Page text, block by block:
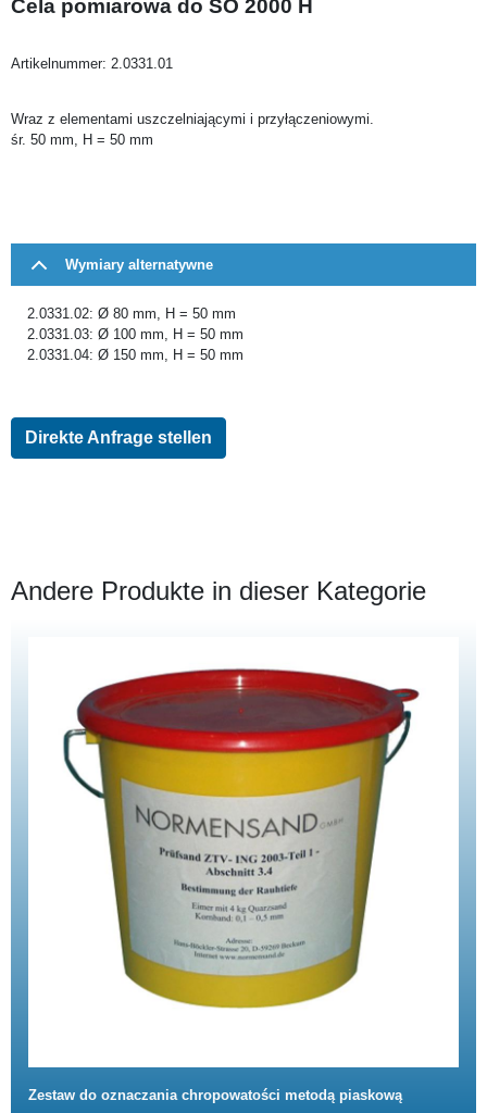
Cela pomiarowa do SO 2000 H
Artikelnummer: 2.0331.01
Wraz z elementami uszczelniającymi i przyłączeniowymi.
śr. 50 mm, H = 50 mm
Wymiary alternatywne
2.0331.02: Ø 80 mm, H = 50 mm
2.0331.03: Ø 100 mm, H = 50 mm
2.0331.04: Ø 150 mm, H = 50 mm
Direkte Anfrage stellen
Andere Produkte in dieser Kategorie
Zestaw do oznaczania chropowatości metodą piaskową